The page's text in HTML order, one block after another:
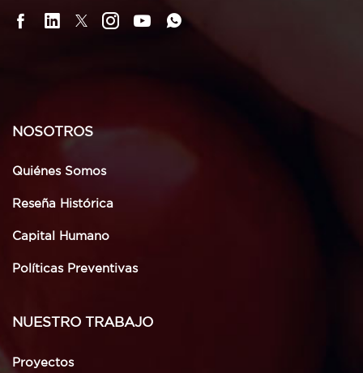
NOSOTROS
Quiénes Somos
Reseña Histórica
Capital Humano
Políticas Preventivas
NUESTRO TRABAJO
Proyectos